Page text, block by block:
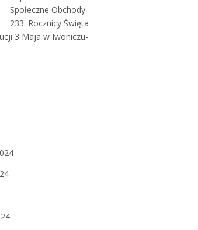
Społeczne Obchody
233. Rocznicy Święta
3 Maja w Iwoniczu-